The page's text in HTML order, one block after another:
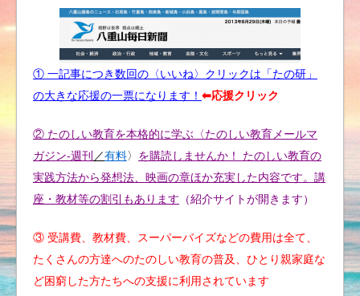
① 一記事につき数回の〈いいね〉クリックは「たの研」
の大きな応援の一票になります！ ⬅︎応援クリック
② たのしい教育を本格的に学ぶ〈たのしい教育メールマ
ガジン-週刊 ／有料〉 を購読しませんか！ たのしい教育の
実践方法から発想法、映画の章ほか充実した内容です。講
座・教材等の割引もあります （紹介サイトが開きます）
③ 受講費、教材費、スーパーバイズなどの費用は全て、
たくさんの方達へのたのしい教育の普及、ひとり親家庭な
ど困窮した方たちへの支援に利用されています